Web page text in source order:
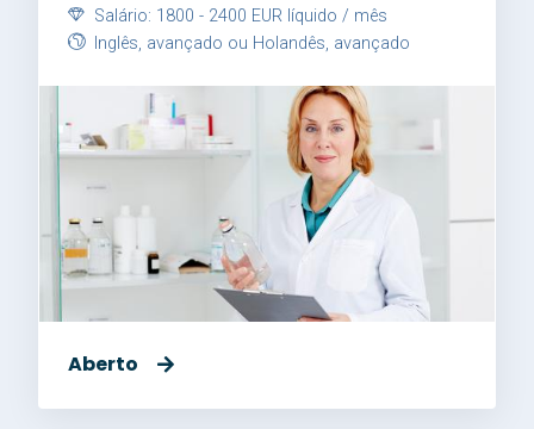
Salário: 1800 - 2400 EUR líquido / mês
Inglês, avançado ou Holandês, avançado
Aberto